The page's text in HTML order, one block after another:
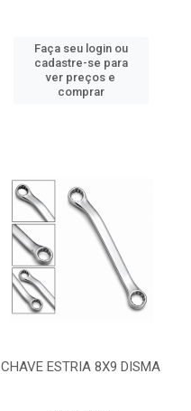
Faça seu login ou
cadastre-se para
ver preços e
comprar
CHAVE ESTRIA 8X9 DISMA